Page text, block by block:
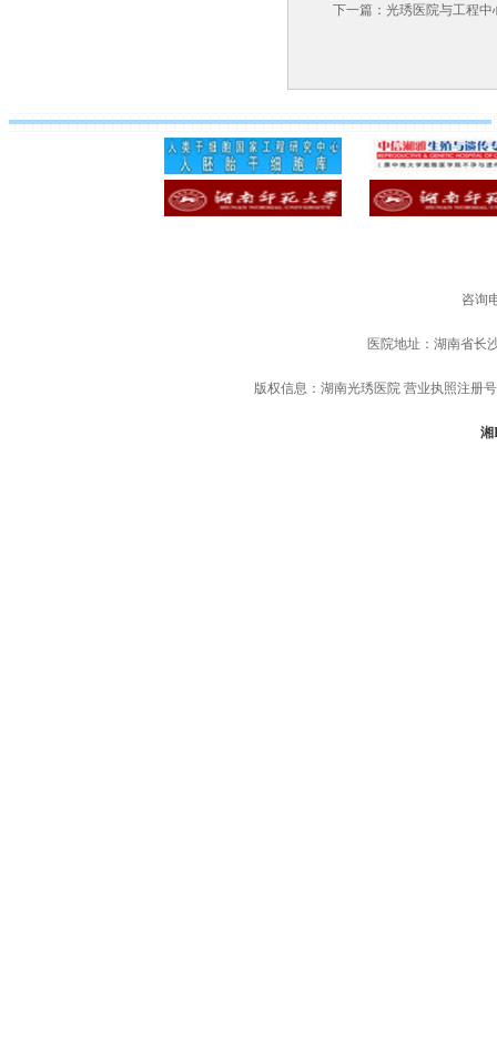
下一篇： 光琇医院与工程
咨询
医院地址：湖南省长
版权信息：湖南光琇医院 营业执照注
湘